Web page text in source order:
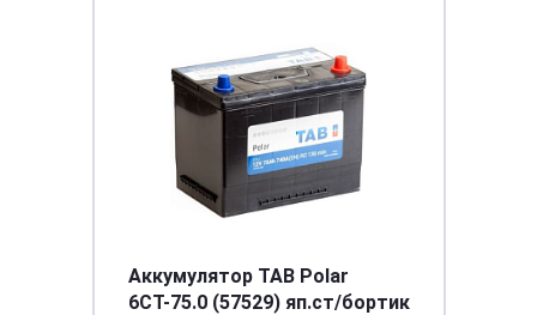
Аккумулятор TAB Polar
6СТ-75.0 (57529) яп.ст/бортик